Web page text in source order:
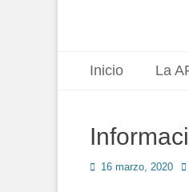
Menú
Saltar
Inicio La
Publicado
16 marzo, 2020